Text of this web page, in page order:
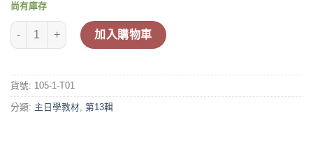
尚有庫存
【喜樂團主日學教材】- 第13輯教師本合輯 數量
加入購物車
貨號: 105-1-T01
分類: 主日學教材 第13輯